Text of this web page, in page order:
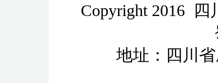
Copyright 2016 四
地址：四川省